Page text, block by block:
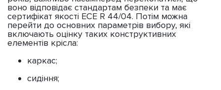
воно відповідає стандартам безпеки та має
сертифікат якості ECE R 44/04. Потім можна
перейти до основних параметрів вибору, які
включають оцінку таких конструктивних
елементів крісла:
каркас;
сидіння;